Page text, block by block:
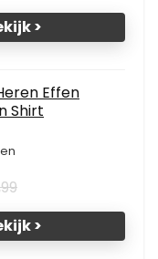
>
Effen
Shirt
>